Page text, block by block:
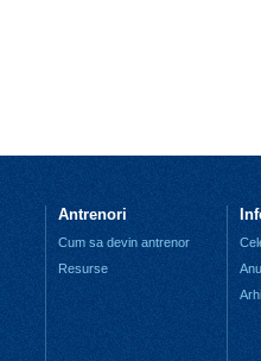
Antrenori
Cum sa devin antrenor
Resurse